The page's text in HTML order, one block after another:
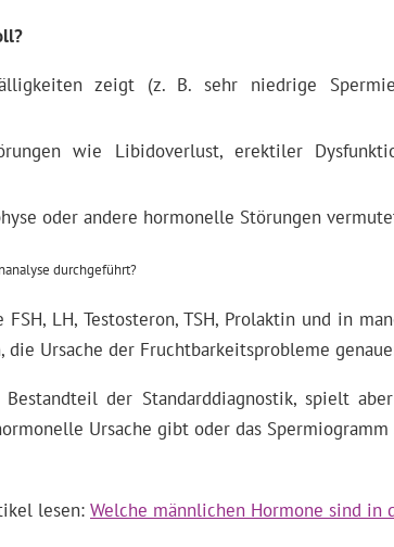
zeigt (z. B. sehr niedrige
wie Libidoverlust, erektiler
oder andere hormonelle Störungen
LH, Testosteron, TSH, Prolaktin und in
die Ursache der Fruchtbarkeitsprobleme
der Standarddiagnostik, spielt
Ursache gibt oder das
lesen: Welche männlichen Hormone sind in